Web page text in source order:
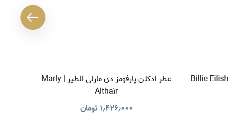
عطر ادکلن پارفومز دی مارلی الطیر | Marly
Althaïr
۱٫۴۲۶٫۰۰۰ تومان